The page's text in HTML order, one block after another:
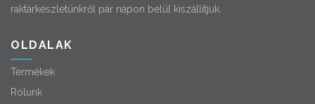
raktárkészletünkről pár napon belül kiszállítjuk.
OLDALAK
Termékek
Rólunk